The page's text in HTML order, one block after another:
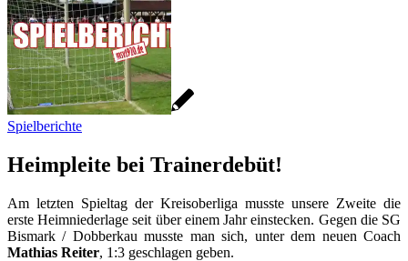
Spielberichte
Heimpleite bei Trainerdebüt!
Am letzten Spieltag der Kreisoberliga musste unsere Zweite die
erste Heimniederlage seit über einem Jahr einstecken. Gegen die SG
Bismark / Dobberkau musste man sich, unter dem neuen Coach
Mathias Reiter, 1:3 geschlagen geben.